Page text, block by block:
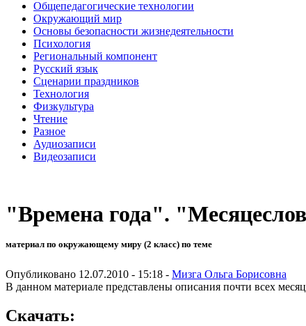
Общепедагогические технологии
Окружающий мир
Основы безопасности жизнедеятельности
Психология
Региональный компонент
Русский язык
Сценарии праздников
Технология
Физкультура
Чтение
Разное
Аудиозаписи
Видеозаписи
"Времена года".
материал по окружающему миру (2 класс) по теме
Опубликовано 12.07.2010 - 15:18 - Мизга Ольга Борисовна
В данном материале представлены описания почти всех
Скачать: